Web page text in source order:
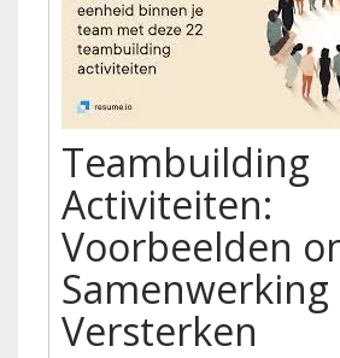
Teambuilding
Activiteiten:
Voorbeelden
Samenwerking
Versterken